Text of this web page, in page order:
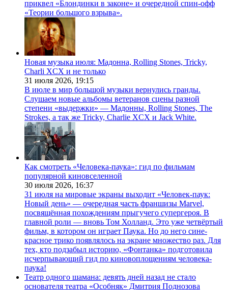
приквел «Блондинки в законе» и очередной спин-офф
«Теории большого взрыва».
Новая музыка июля: Мадонна, Rolling Stones, Tricky,
Charli XCX и не только
31 июля 2026, 19:15
В июле в мир большой музыки вернулись гранды.
Слушаем новые альбомы ветеранов сцены разной
степени «выдержки» — Мадонны, Rolling Stones, The
Strokes, а так же Tricky, Charlie XCX и Jack White.
Как смотреть «Человека-паука»: гид по фильмам
популярной киновселенной
30 июля 2026, 16:37
31 июля на мировые экраны выходит «Человек-паук:
Новый день» — очередная часть франшизы Marvel,
посвящённая похождениям прыгучего супергероя. В
главной роли — вновь Том Холланд. Это уже четвёртый
фильм, в котором он играет Паука. Но до него сине-
красное трико появлялось на экране множество раз. Для
тех, кто подзабыл историю, «Фонтанка» подготовила
исчерпывающий гид по киновоплощениям человека-
паука!
Театр одного шамана: девять дней назад не стало
основателя театра «Особняк» Дмитрия Поднозова